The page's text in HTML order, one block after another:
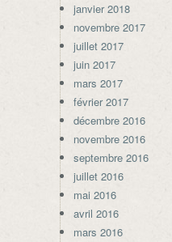
janvier 2018
novembre 2017
juillet 2017
juin 2017
mars 2017
février 2017
décembre 2016
novembre 2016
septembre 2016
juillet 2016
mai 2016
avril 2016
mars 2016